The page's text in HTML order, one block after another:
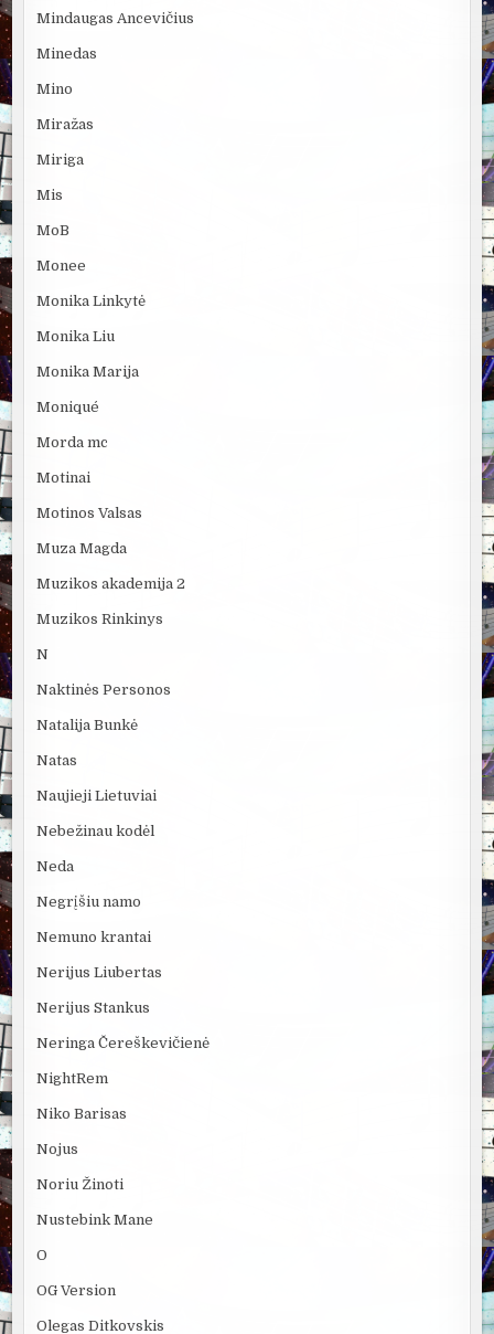
Mindaugas Ancevičius
Minedas
Mino
Miražas
Miriga
Mis
MoB
Monee
Monika Linkytė
Monika Liu
Monika Marija
Moniqué
Morda mc
Motinai
Motinos Valsas
Muza Magda
Muzikos akademija 2
Muzikos Rinkinys
N
Naktinės Personos
Natalija Bunkė
Natas
Naujieji Lietuviai
Nebežinau kodėl
Neda
Negrįšiu namo
Nemuno krantai
Nerijus Liubertas
Nerijus Stankus
Neringa Čereškevičienė
NightRem
Niko Barisas
Nojus
Noriu Žinoti
Nustebink Mane
O
OG Version
Olegas Ditkovskis